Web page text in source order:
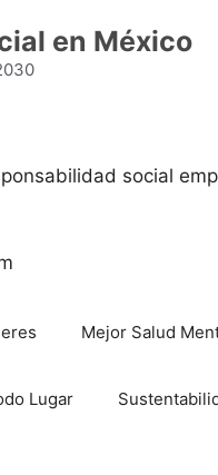
en México
social
Mejor Salud
Lugar